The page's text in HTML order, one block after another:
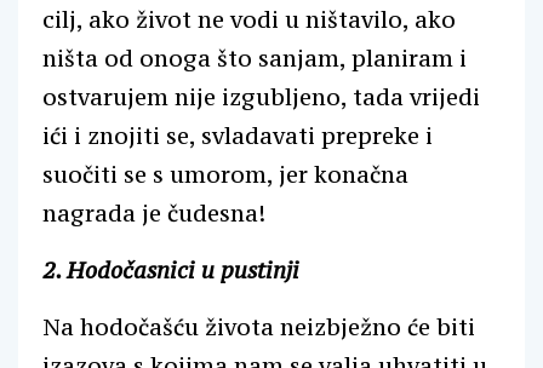
cilj, ako život ne vodi u ništavilo, ako
ništa od onoga što sanjam, planiram i
ostvarujem nije izgubljeno, tada vrijedi
ići i znojiti se, svladavati prepreke i
suočiti se s umorom, jer konačna
nagrada je čudesna!
2. Hodočasnici u pustinji
Na hodočašću života neizbježno će biti